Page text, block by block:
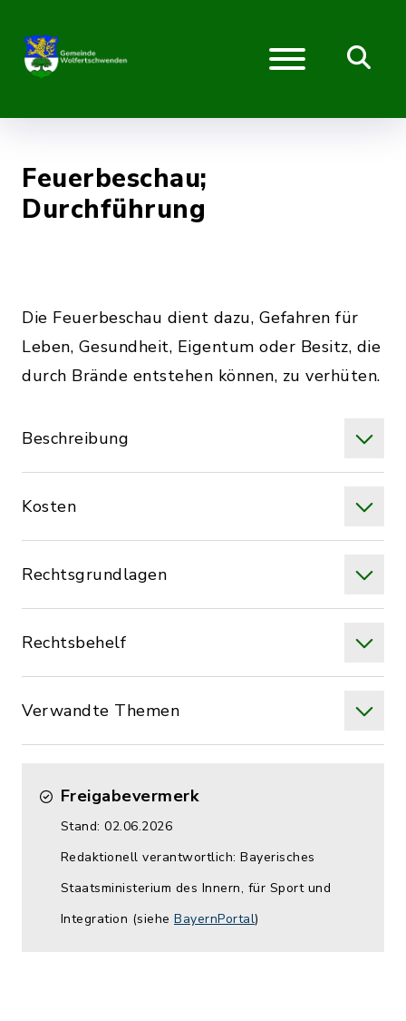
Feuerbeschau;
Durchführung
Die Feuerbeschau dient dazu, Gefahren für
Leben, Gesundheit, Eigentum oder Besitz, die
durch Brände entstehen können, zu verhüten.
Beschreibung
Kosten
Rechtsgrundlagen
Rechtsbehelf
Verwandte Themen
Freigabevermerk
Stand: 02.06.2026
Redaktionell verantwortlich: Bayerisches
Staatsministerium des Innern, für Sport und
Integration (siehe BayernPortal)